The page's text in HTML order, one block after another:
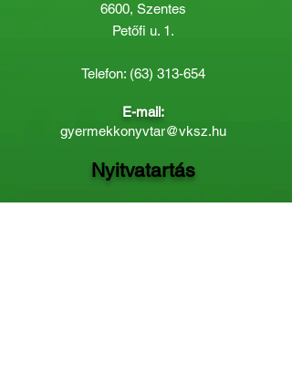
6600, Szentes
Petőfi u. 1.
Telefon: (63) 313-654
E-mail:
gyermekkonyvtar@vksz.hu
Nyitvatartás